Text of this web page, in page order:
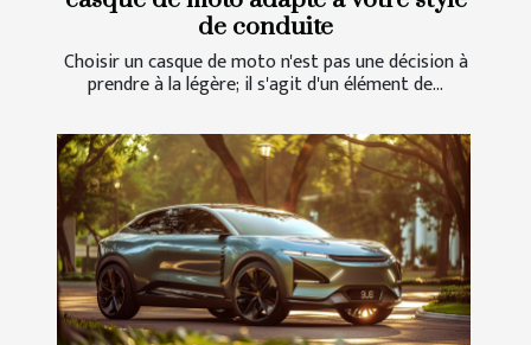
de conduite
Choisir un casque de moto n'est pas une décision à
prendre à la légère; il s'agit d'un élément de...